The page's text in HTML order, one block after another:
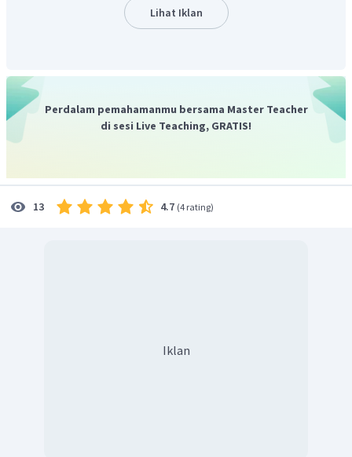
Jadi, berdasarkan asalnya, polimer dibedakan menjadi
polimer alam dan polimer sintetis.
Lihat Iklan
Perdalam pemahamanmu bersama Master Teacher
di sesi Live Teaching, GRATIS!
13 4.7 (4 rating)
Iklan